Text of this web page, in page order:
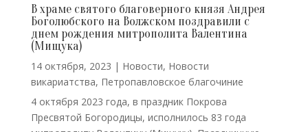
В храме святого благоверного князя Андрея
Боголюбского на Волжском поздравили с
днем рождения митрополита Валентина
(Мищука)
14 октября, 2023 | Новости, Новости
викариатства, Петропавловское благочиние
4 октября 2023 года, в праздник Покрова
Пресвятой Богородицы, исполнилось 83 года